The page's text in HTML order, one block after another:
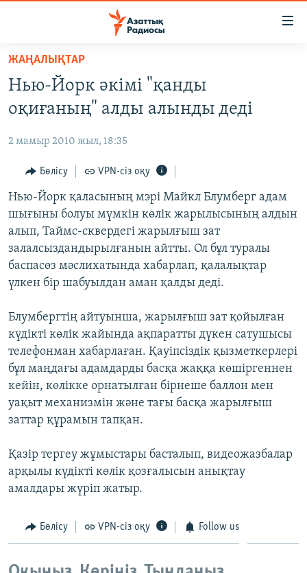
Skip
main
content
to
Navigation
Skip
to
Search
ЖАҢАЛЫҚТАР
ҚАҢТАР ОҚИҒАСЫ
АДАМ ҚҰҚЫҚТАРЫ
ӘЛЕУМЕТ
ӘЛЕМ
АРНАЙЫ ЖОБАЛАР
Русский
ЖАЗЫЛЫҢЫЗ
Басқа тілдерде
ЖАҢАЛЫҚТАР
Нью-Йорк әкімі "қанды
оқиғаның" алды алынды деді
2 мамыр 2010 жыл, 18:35
Бөлісу VPN-сіз оқу
Нью-Йорк қаласының мэрі Майкл Блумберг адам
шығыны болуы мүмкін көлік жарылысының алдын
алып, Таймс-сквердегі жарылғыш зат
залалсыздандырылғанын айтты. Ол бұл туралы
баспасөз мәслихатында хабарлап, қалалықтар
үлкен бір шабуылдан аман қалды деді.
Блумбергтің айтуынша, жарылғыш зат қойылған
күдікті көлік жайында ақпаратты дүкен сатушысы
телефонман хабарлаған. Қауіпсіздік қызметкерлері
бұл маңдағы адамдарды басқа жаққа көшіргеннен
кейін, көлікке орнатылған бірнеше баллон мен
уақыт механизмін және тағы басқа жарылғыш
заттар құрамын тапқан.
Қазір тергеу жұмыстары басталып, видеожазбалар
арқылы күдікті көлік қозғалысын анықтау
амалдары жүріп жатыр.
Бөлісу VPN-сіз оқу Follow us